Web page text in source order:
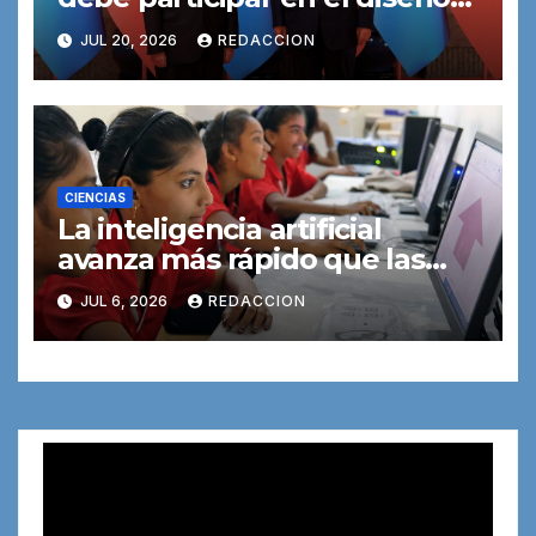
de la inteligencia artificial, no
solo unas pocas potencias
JUL 20, 2026 REDACCION
CIENCIAS
La inteligencia artificial
avanza más rápido que las
reglas para controlarla
JUL 6, 2026 REDACCION